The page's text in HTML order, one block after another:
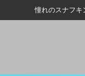
憧れのスナフキ